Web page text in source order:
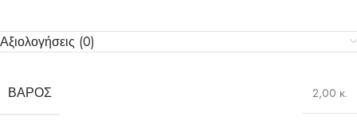
Αξιολογήσεις (0)
ΒΆΡΟΣ 2,00 κ.